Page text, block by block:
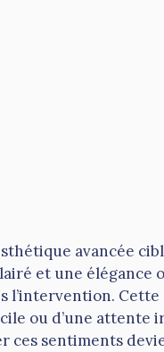
avancée
et une élégance
ou d’une attente
ces sentiments